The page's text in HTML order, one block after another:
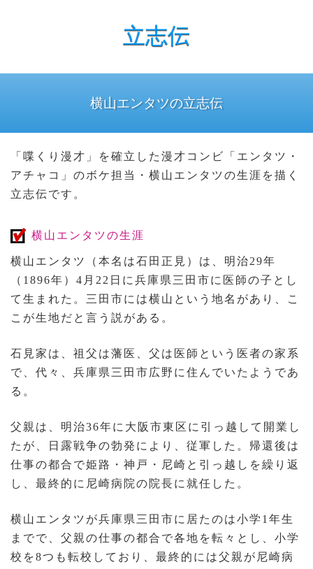
立志伝
横山エンタツの立志伝
「喋くり漫才」を確立した漫才コンビ「エンタツ・
アチャコ」のボケ担当・横山エンタツの生涯を描く
立志伝です。
横山エンタツの生涯
横山エンタツ（本名は石田正見）は、明治29年
（1896年）4月22日に兵庫県三田市に医師の子とし
て生まれた。三田市には横山という地名があり、こ
こが生地だと言う説がある。
石見家は、祖父は藩医、父は医師という医者の家系
で、代々、兵庫県三田市広野に住んでいたようであ
る。
父親は、明治36年に大阪市東区に引っ越して開業し
たが、日露戦争の勃発により、従軍した。帰還後は
仕事の都合で姫路・神戸・尼崎と引っ越しを繰り返
し、最終的に尼崎病院の院長に就任した。
横山エンタツが兵庫県三田市に居たのは小学1年生
までで、父親の仕事の都合で各地を転々とし、小学
校を8つも転校しており、最終的には父親が尼崎病